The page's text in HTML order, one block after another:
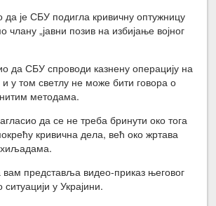
да је СБУ подигла кривичну оптужницу
члану „јавни позив на избијање војног
да СБУ спроводи казнену операцију на
и у том светлу не може бити говора о
методама.
да се не треба бринути око тога
кривична дела, већ око жртава
хиљадама.
представља видео-приказ његовог
у Украјини.